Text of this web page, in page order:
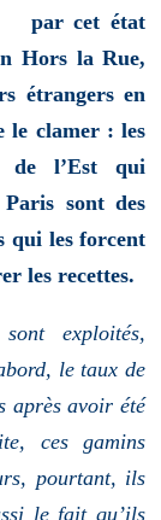
par cet état
Hors la Rue,
étrangers en
le clamer : les
de l’Est qui
sont des
qui les forcent
les recettes.
exploités,
le taux de
après avoir été
ces gamins
pourtant, ils
le fait qu’ils